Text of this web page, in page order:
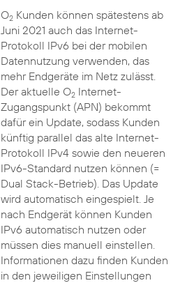
O2Kunden können spätestens ab
Juni 2021 auch das Internet-
Protokoll IPv6 bei der mobilen
Datennutzung verwenden, das
mehr Endgeräte im Netz zulässt.
Der aktuelle O2Internet-
Zugangspunkt (APN) bekommt
dafür ein Update, sodass Kunden
künftig parallel das alte Internet-
Protokoll IPv4 sowie den neueren
IPv6-Standard nutzen können (=
Dual Stack-Betrieb). Das Update
wird automatisch eingespielt. Je
nach Endgerät können Kunden
IPv6 automatisch nutzen oder
müssen dies manuell einstellen.
Informationen dazu finden Kunden
in den jeweiligen Einstellungen